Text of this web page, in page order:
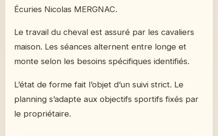
Écuries Nicolas MERGNAC.
Le travail du cheval est assuré par les cavaliers
maison. Les séances alternent entre longe et
monte selon les besoins spécifiques identifiés.
L’état de forme fait l’objet d’un suivi strict. Le
planning s’adapte aux objectifs sportifs fixés par
le propriétaire.